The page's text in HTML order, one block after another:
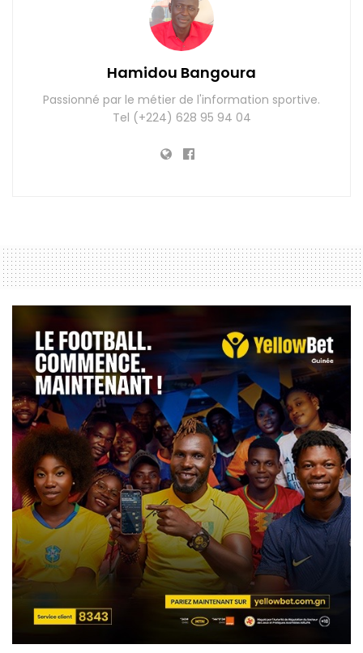
Hamidou Bangoura
Passionné par le métier de l'information sportive.
Tel (+224) 628 95 94 04